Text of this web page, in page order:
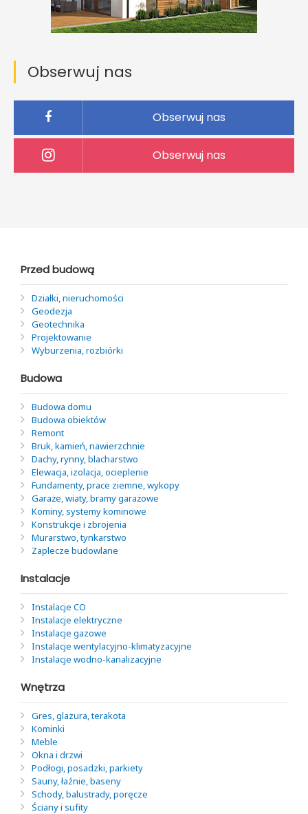
Obserwuj nas
Obserwuj nas
Obserwuj nas
Przed budową
Działki, nieruchomości
Geodezja
Geotechnika
Projektowanie
Wyburzenia, rozbiórki
Budowa
Budowa domu
Budowa obiektów
Remont
Bruk, kamień, nawierzchnie
Dachy, rynny, blacharstwo
Elewacja, izolacja, ocieplenie
Fundamenty, prace ziemne, wykopy
Garaże, wiaty, bramy garażowe
Kominy, systemy kominowe
Konstrukcje i zbrojenia
Murarstwo, tynkarstwo
Zaplecze budowlane
Instalacje
Instalacje CO
Instalacje elektryczne
Instalacje gazowe
Instalacje wentylacyjno-klimatyzacyjne
Instalacje wodno-kanalizacyjne
Wnętrza
Gres, glazura, terakota
Kominki
Meble
Okna i drzwi
Podłogi, posadzki, parkiety
Sauny, łaźnie, baseny
Schody, balustrady, poręcze
Ściany i sufity